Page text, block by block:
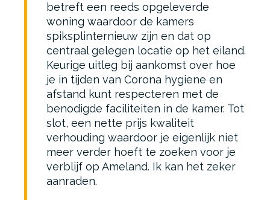
betreft een reeds opgeleverde
woning waardoor de kamers
spiksplinternieuw zijn en dat op
centraal gelegen locatie op het eiland.
Keurige uitleg bij aankomst over hoe
je in tijden van Corona hygiene en
afstand kunt respecteren met de
benodigde faciliteiten in de kamer. Tot
slot, een nette prijs kwaliteit
verhouding waardoor je eigenlijk niet
meer verder hoeft te zoeken voor je
verblijf op Ameland. Ik kan het zeker
aanraden.